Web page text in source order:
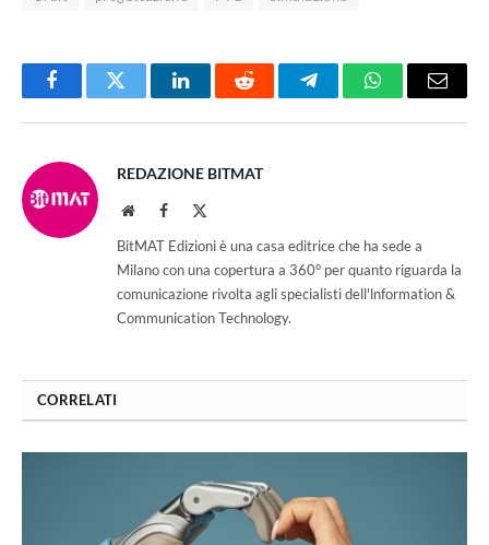
FacebookTwitter LinkedInReddit TelegramWhatsAppEmail
REDAZIONE BITMAT
WebsiteFacebook
BitMAT Edizioni è una casa editrice che ha sede a
Milano con una copertura a 360° per quanto riguarda la
comunicazione rivolta agli specialisti dell'lnformation &
Communication Technology.
CORRELATI